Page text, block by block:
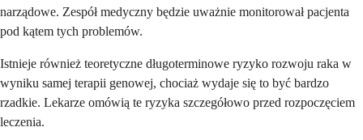
narządowe. Zespół medyczny będzie uważnie monitorował pacjenta
pod kątem tych problemów.
Istnieje również teoretyczne długoterminowe ryzyko rozwoju raka w
wyniku samej terapii genowej, chociaż wydaje się to być bardzo
rzadkie. Lekarze omówią te ryzyka szczegółowo przed rozpoczęciem
leczenia.